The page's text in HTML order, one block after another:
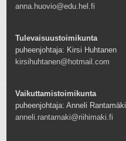
anna.huovio@edu.hel.fi
Tulevaisuustoimikunta
puheenjohtaja: Kirsi Huhtanen
kirsihuhtanen@hotmail.com
Vaikuttamistoimikunta
puheenjohtaja: Anneli Rantamäki
anneli.rantamaki@riihimaki.fi